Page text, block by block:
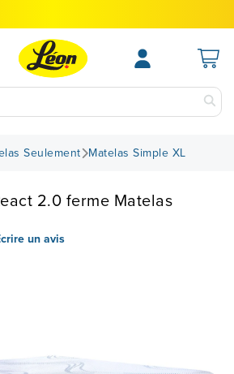
Seulement Matelas Simple XL
2.0 ferme Matelas
un avis